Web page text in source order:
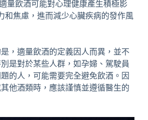
量飲酒可能對心理健康產生積極影
和焦慮，進而減少心臟疾病的發作風
，適量飲酒的定義因人而異，並不
是對於某些人群，如孕婦、駕駛員
的人，可能需要完全避免飲酒。因
他酒類時，應該謹慎並遵循醫生的